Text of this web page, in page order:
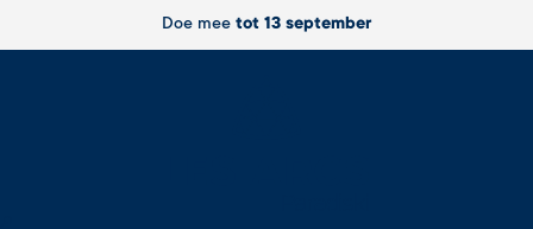
Doe mee tot 13 september